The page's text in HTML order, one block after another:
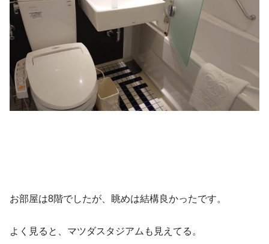
お部屋は8階でしたが、眺めは結構良かったです。
よく見ると、マツダスタジアムも見えてる。